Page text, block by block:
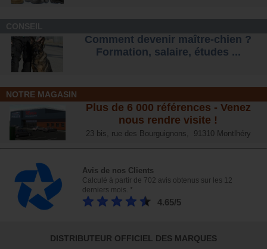
Comment devenir maître-chien ?
Formation, salaire, études ...
NOTRE MAGASIN
Plus de 6 000 références - Venez
nous rendre visite !
23 bis, rue des Bourguignons, 91310 Montlhéry
Avis de nos Clients
Calculé à partir de 702 avis obtenus sur les 12
derniers mois. *
4.65/5
DISTRIBUTEUR OFFICIEL DES MARQUES